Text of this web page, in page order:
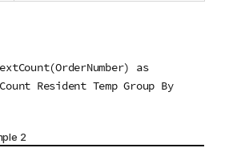
as
Resident Temp Group By
2